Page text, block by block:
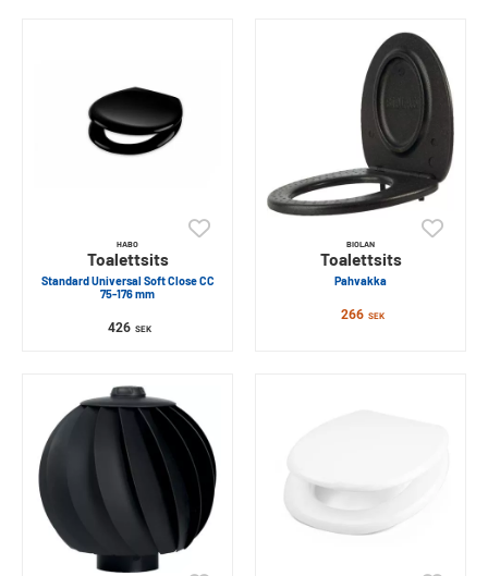
HABO
Toalettsits
Standard Universal Soft Close CC
75-176 mm
426 SEK
BIOLAN
Toalettsits
Pahvakka
266 SEK